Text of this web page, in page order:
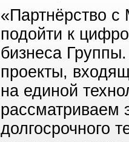
«Партнёрство
подойти к
бизнеса
проекты,
на единой
рассматриваем
долгосрочного